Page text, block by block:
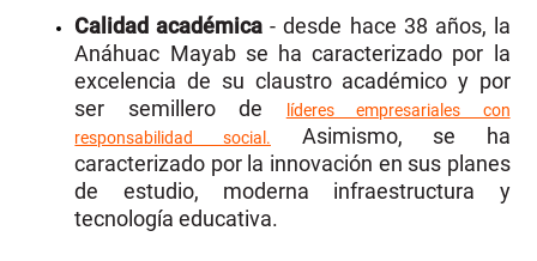
Calidad académica- desde hace 38 años, la
Anáhuac Mayab se ha caracterizado por la
excelencia de su claustro académico y por
ser semillero de
líderes empresariales con
responsabilidad social.
Asimismo, se ha
caracterizado por la innovación en sus planes
de estudio, moderna infraestructura y
tecnología educativa.